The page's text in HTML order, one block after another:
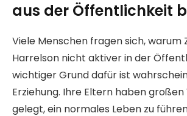
aus der Öffentlichkeit
Viele Menschen fragen sich, warum
Harrelson nicht aktiver in der
wichtiger Grund dafür ist
Erziehung. Ihre Eltern haben
gelegt, ein normales Leben zu